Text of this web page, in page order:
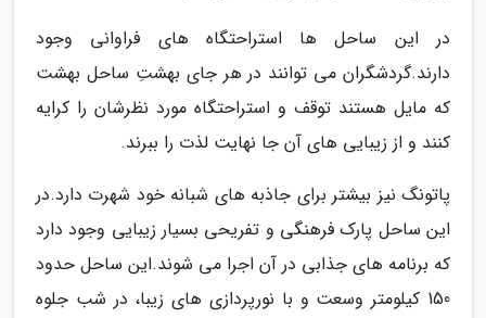
در این ساحل ها استراحتگاه های فراوانی وجود
دارند.گردشگران می توانند در هر جای بهشتِ ساحل بهشت
که مایل هستند توقف و استراحتگاه مورد نظرشان را کرایه
کنند و از زیبایی های آن جا نهایت لذت را ببرند.
پاتونگ نیز بیشتر برای جاذبه های شبانه خود شهرت دارد.در
این ساحل پارک فرهنگی و تفریحی بسیار زیبایی وجود دارد
که برنامه های جذابی در آن اجرا می شوند.این ساحل حدود
150 کیلومتر وسعت و با نورپردازی های زیبا، در شب جلوه